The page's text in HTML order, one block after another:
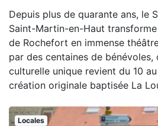
Depuis plus de quarante ans, le
Saint-Martin-en-Haut
de Rochefort en immense
par des centaines de
culturelle unique revient du 10
création originale baptisée La
Locales